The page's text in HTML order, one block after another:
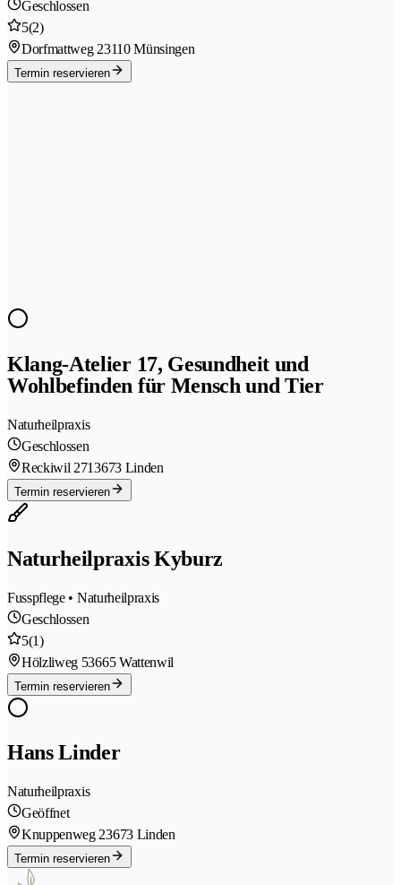
Geschlossen
5(2)
Dorfmattweg 23110 Münsingen
Termin reservieren
Klang-Atelier 17, Gesundheit und
Wohlbefinden für Mensch und Tier
Naturheilpraxis
Geschlossen
Reckiwil 2713673 Linden
Termin reservieren
Naturheilpraxis Kyburz
Fusspflege • Naturheilpraxis
Geschlossen
5(1)
Hölzliweg 53665 Wattenwil
Termin reservieren
Hans Linder
Naturheilpraxis
Geöffnet
Knuppenweg 23673 Linden
Termin reservieren